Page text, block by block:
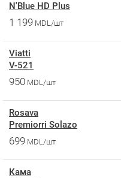
N'Blue HD Plus
1 199 MDL/шт
Viatti
V-521
950 MDL/шт
Rosava
Premiorri Solazo
699 MDL/шт
Кама